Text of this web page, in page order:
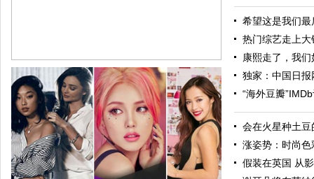
希望这是我们
热门综艺走上大
康熙走了，我
独家：中国日
“海外豆瓣
会在火星种土
涨姿势：时尚色
假装在英国 从